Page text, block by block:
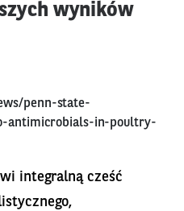
wyników
penn-state-
antimicrobials-in-poultry-
integralną cześć